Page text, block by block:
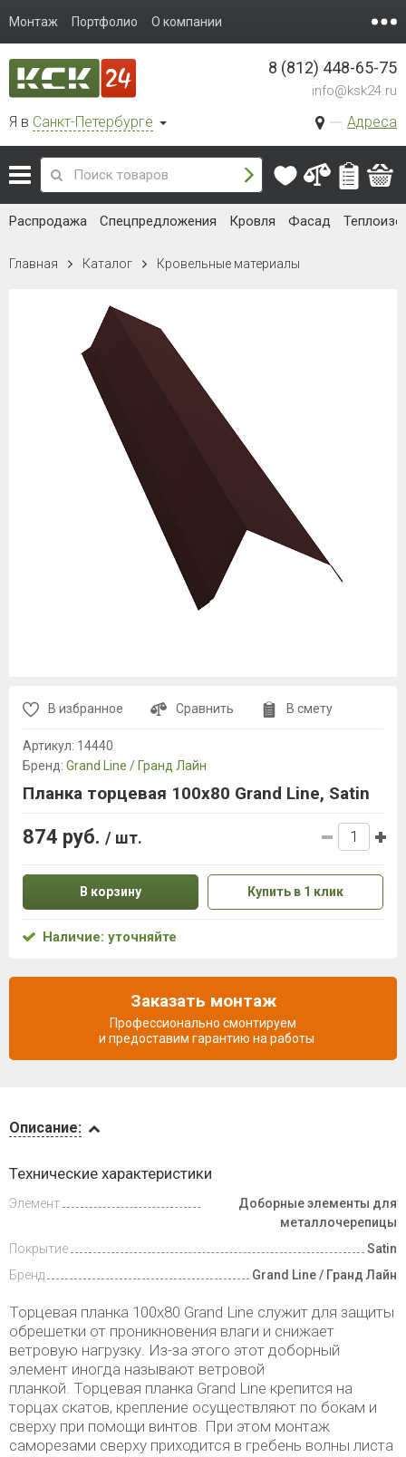
Монтаж Портфолио О компании
Я в Санкт-Петербурге Адреса
8 (812) 448-65-75
info@ksk24.ru
Распродажа Спецпредложения Кровля Фасад
Главная Каталог Кровельные материалы
и оплата
Описание:
Технические характеристики
Элемент
Доборные элементы для
металлочерепицы
Покрытие
Satin
Бренд
Grand Line / Гранд Лайн
Торцевая планка 100х80 Grand Line служит для защиты
обрешетки от проникновения влаги и снижает
ветровую нагрузку. Из-за этого этот доборный
элемент иногда называют ветровой
планкой. Торцевая планка Grand Line крепится на
торцах скатов, крепление осуществляют по бокам и
сверху при помощи винтов. При этом монтаж
саморезами сверху приходится в гребень волны листа
В избранное Сравнить В смету
Артикул: 14440
Бренд: Grand Line / Гранд Лайн
Планка торцевая 100х80 Grand Line, Satin
874 руб. / шт.
В корзину Купить в 1 клик
Наличие: уточняйте
Заказать монтаж
Профессионально смонтируем
и предоставим гарантию на работы